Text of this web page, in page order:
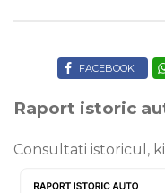
FACEBOOK
Raport istoric
Consultati istoricul,